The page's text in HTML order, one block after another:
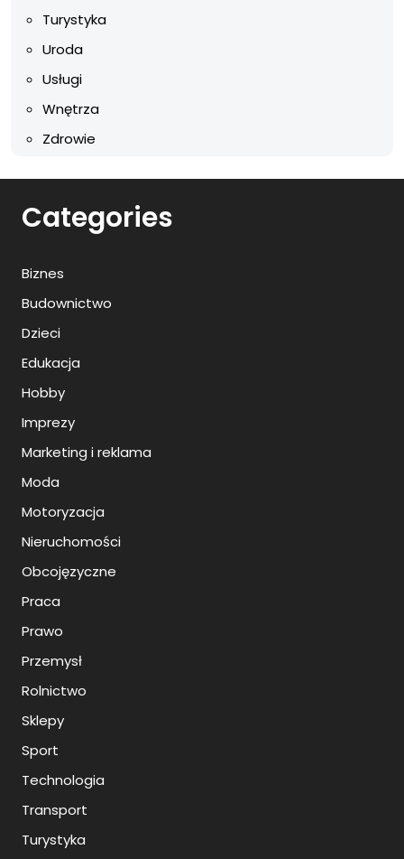
Turystyka
Uroda
Usługi
Wnętrza
Zdrowie
Categories
Biznes
Budownictwo
Dzieci
Edukacja
Hobby
Imprezy
Marketing i reklama
Moda
Motoryzacja
Nieruchomości
Obcojęzyczne
Praca
Prawo
Przemysł
Rolnictwo
Sklepy
Sport
Technologia
Transport
Turystyka